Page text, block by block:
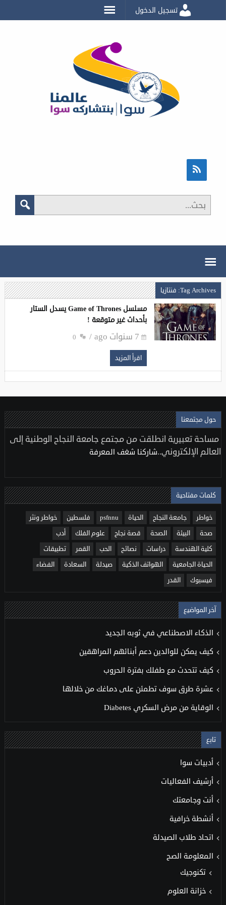
تسجيل الدخول
Tag Archives: فنتازيا
مسلسل Game of Thrones يسدل الستار
بأحداث غير متوقعة !
7 سنوات ago 0
اقرأ المزيد
حول مجتمعنا
مساحة تعبيرية انطلقت من مجتمع جامعة النجاح الوطنية إلى
العالم الإلكتروني..شاركنا شغف المعرفة
كلمات مفتاحية
خواطر جامعة النجاح الحياة psfnnu فلسطين
خواطر ونثر
صحة
البيئة الصحة قصة نجاح علوم الفلك
أدب
كلية الهندسة
دراسات نصائح الحب القمر
تطبيقات
الحياة الجامعية
الهواتف الذكية صيدلة السعادة
الفضاء
فيسبوك
القدر
آخر المواضيع
الذكاء الاصطناعي في ثوبه الجديد
كيف يمكن للوالدين دعم أبنائهم المراهقين
كيف تتحدث مع طفلك بفترة الحروب
عشرة طرق سوف تطمئن على دماغك من خلالها
الوقاية من مرض السكري Diabetes
تابع
أدبيات سوا
أرشيف الفعاليات
أنت وجامعتك
أنشطة خرافية
اتحاد طلاب الصيدلة
المعلومة الصح
تكنوجيك
خزانة العلوم